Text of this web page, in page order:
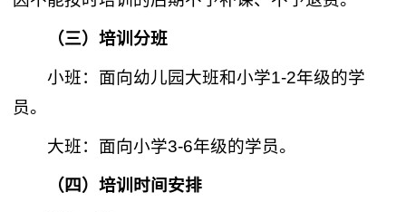
（三）培训分班
小班：面向幼儿园大班和小学1-2年级的学
员。
大班：面向小学3-6年级的学员。
（四）培训时间安排